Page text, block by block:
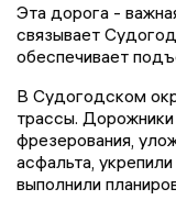
Эта дорога -
связывает
обеспечивает
В Судогодском
трассы.
фрезерования,
асфальта,
выполнили